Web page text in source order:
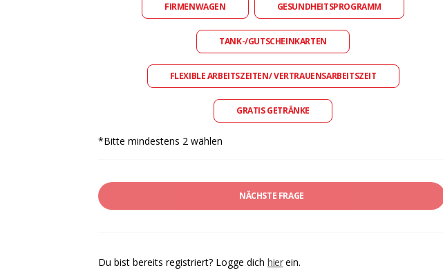
FIRMENWAGEN GESUNDHEITSPROGRAMM
TANK-/GUTSCHEINKARTEN
FLEXIBLE ARBEITSZEITEN/ VERTRAUENSARBEITSZEIT
GRATIS GETRÄNKE
*Bitte mindestens 2 wählen
NÄCHSTE FRAGE
Du bist bereits registriert? Logge dich hierein.